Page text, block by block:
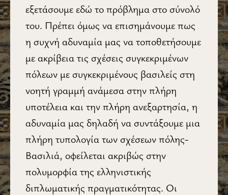
εξετάσουμε εδώ το πρόβλημα στο σύνολό
του. Πρέπει όμως να επισημάνουμε πως
η συχνή αδυναμία μας να τοποθετήσουμε
με ακρίβεια τις σχέσεις συγκεκριμένων
πόλεων με συγκεκριμένους βασιλείς στη
νοητή γραμμή ανάμεσα στην πλήρη
υποτέλεια και την πλήρη ανεξαρτησία, η
αδυναμία μας δηλαδή να συντάξουμε μια
πλήρη τυπολογία των σχέσεων πόλης-
Βασιλιά, οφείλεται ακριβώς στην
πολυμορφία της ελληνιστικής
διπλωματικής πραγματικότητας. Οι